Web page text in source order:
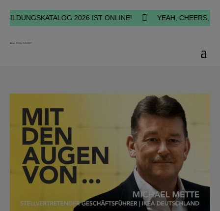
2026 IST ONLINE!  YEAH, CHEERS,